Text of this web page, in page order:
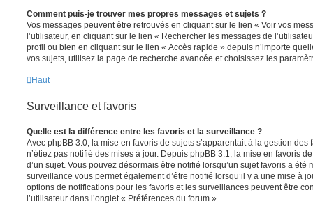
Comment puis-je trouver mes propres messages et sujets ?
Vos messages peuvent être retrouvés en cliquant sur le lien « Voir vos
l’utilisateur, en cliquant sur le lien « Rechercher les messages de
profil ou bien en cliquant sur le lien « Accès rapide » depuis n’importe
vos sujets, utilisez la page de recherche avancée et choisissez les
Haut
Surveillance et favoris
Quelle est la différence entre les favoris et la surveillance ?
Avec phpBB 3.0, la mise en favoris de sujets s’apparentait à la gestion des
n’étiez pas notifié des mises à jour. Depuis phpBB 3.1, la mise en favoris
d’un sujet. Vous pouvez désormais être notifié lorsqu’un sujet favoris a été
surveillance vous permet également d’être notifié lorsqu’il y a une mise à
options de notifications pour les favoris et les surveillances peuvent être
l’utilisateur dans l’onglet « Préférences du forum ».